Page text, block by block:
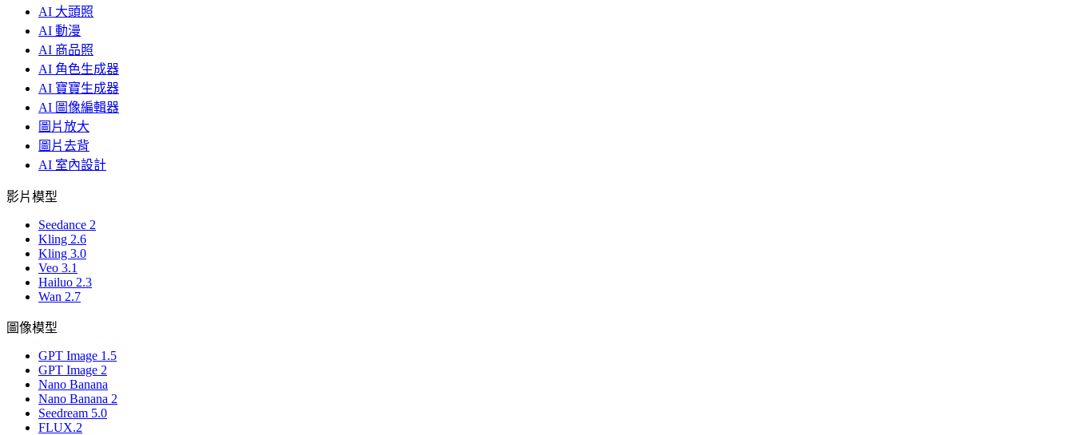
AI 大頭照
AI 動漫
AI 商品照
AI 角色生成器
AI 寶寶生成器
AI 圖像編輯器
圖片放大
圖片去背
AI 室內設計
影片模型
Seedance 2
Kling 2.6
Kling 3.0
Veo 3.1
Hailuo 2.3
Wan 2.7
圖像模型
GPT Image 1.5
GPT Image 2
Nano Banana
Nano Banana 2
Seedream 5.0
FLUX.2